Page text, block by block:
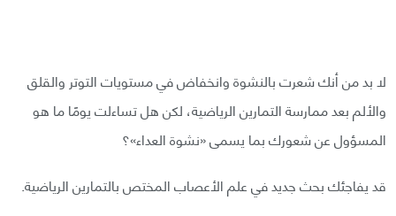
لا بد من أنك شعرت بالنشوة وانخفاض في مستويات التوتر والقلق
والألم بعد ممارسة التمارين الرياضية، لكن هل تساءلت يومًا ما هو
المسؤول عن شعورك بما يسمى «نشوة العداء»؟
قد يفاجئك بحث جديد في علم الأعصاب المختص بالتمارين الرياضية.